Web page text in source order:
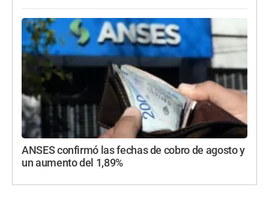
ANSES confirmó las fechas de cobro de agosto y
un aumento del 1,89%